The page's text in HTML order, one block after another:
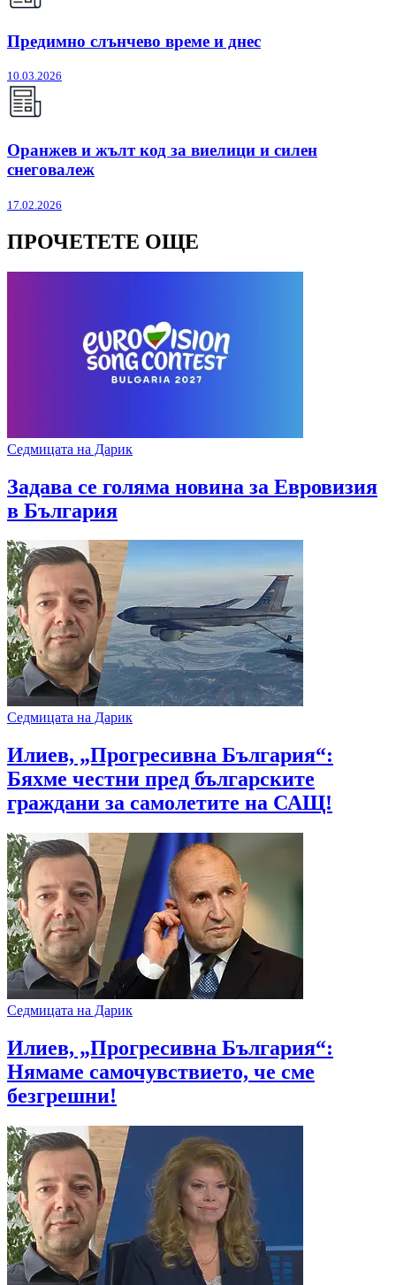
Предимно слънчево време и днес
10.03.2026
Оранжев и жълт код за виелици и силен
снеговалеж
17.02.2026
ПРОЧЕТЕТЕ ОЩЕ
Седмицата на Дарик
Задава се голяма новина за Евровизия
в България
Седмицата на Дарик
Илиев, „Прогресивна България“:
Бяхме честни пред българските
граждани за самолетите на САЩ!
Седмицата на Дарик
Илиев, „Прогресивна България“:
Нямаме самочувствието, че сме
безгрешни!